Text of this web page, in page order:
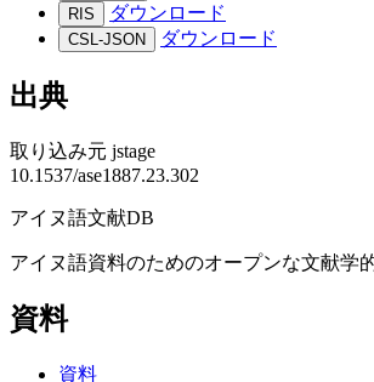
RIS ダウンロード
CSL-JSON ダウンロード
出典
取り込み元 jstage
10.1537/ase1887.23.302
アイヌ語文献DB
アイヌ語資料のためのオープンな文献学
資料
資料